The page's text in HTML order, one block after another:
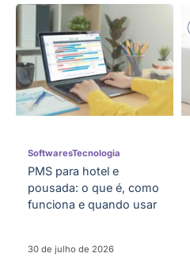
SoftwaresTecnologia
PMS para hotel e
pousada: o que é, como
funciona e quando usar
30 de julho de 2026